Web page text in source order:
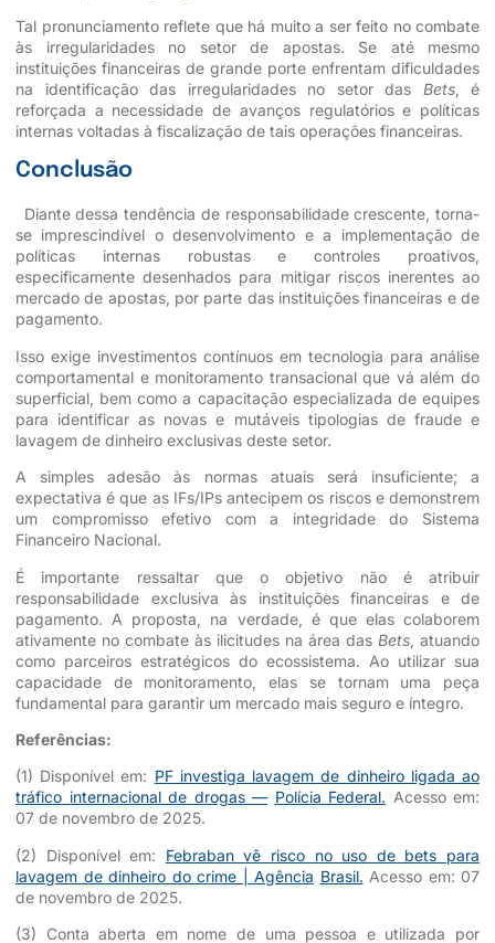
Tal pronunciamento reflete que há muito a ser feito no combate
às irregularidades no setor de apostas. Se até mesmo
instituições financeiras de grande porte enfrentam dificuldades
na identificação das irregularidades no setor das Bets, é
reforçada a necessidade de avanços regulatórios e políticas
internas voltadas à fiscalização de tais operações financeiras.
Conclusão
Diante dessa tendência de responsabilidade crescente, torna-
se imprescindível o desenvolvimento e a implementação de
políticas internas robustas e controles proativos,
especificamente desenhados para mitigar riscos inerentes ao
mercado de apostas, por parte das instituições financeiras e de
pagamento.
Isso exige investimentos contínuos em tecnologia para análise
comportamental e monitoramento transacional que vá além do
superficial, bem como a capacitação especializada de equipes
para identificar as novas e mutáveis tipologias de fraude e
lavagem de dinheiro exclusivas deste setor.
A simples adesão às normas atuais será insuficiente; a
expectativa é que as IFs/IPs antecipem os riscos e demonstrem
um compromisso efetivo com a integridade do Sistema
Financeiro Nacional.
É importante ressaltar que o objetivo não é atribuir
responsabilidade exclusiva às instituições financeiras e de
pagamento. A proposta, na verdade, é que elas colaborem
ativamente no combate às ilicitudes na área das Bets , atuando
como parceiros estratégicos do ecossistema. Ao utilizar sua
capacidade de monitoramento, elas se tornam uma peça
fundamental para garantir um mercado mais seguro e íntegro.
Referências:
(1) Disponível em: PF investiga lavagem de dinheiro ligada ao
tráfico internacional de drogas — Polícia Federal. Acesso em:
07 de novembro de 2025.
(2) Disponível em: Febraban vê risco no uso de bets para
lavagem de dinheiro do crime | Agência Brasil. Acesso em: 07
de novembro de 2025.
(3) Conta aberta em nome de uma pessoa e utilizada por